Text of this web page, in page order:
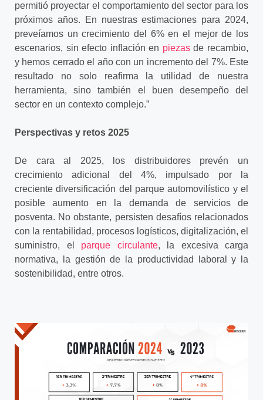
permitió proyectar el comportamiento del sector para los
próximos años. En nuestras estimaciones para 2024,
preveíamos un crecimiento del 6% en el mejor de los
escenarios, sin efecto inflación en piezasde recambio,
y hemos cerrado el año con un incremento del 7%. Este
resultado no solo reafirma la utilidad de nuestra
herramienta, sino también el buen desempeño del
sector en un contexto complejo.”
Perspectivas y retos 2025
De cara al 2025, los distribuidores prevén un
crecimiento adicional del 4%, impulsado por la
creciente diversificación del parque automovilístico y el
posible aumento en la demanda de servicios de
posventa. No obstante, persisten desafíos relacionados
con la rentabilidad, procesos logísticos, digitalización, el
suministro, el parque circulante, la excesiva carga
normativa, la gestión de la productividad laboral y la
sostenibilidad, entre otros.